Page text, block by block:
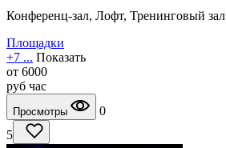
Конференц-зал, Лофт, Тренинговый зал
Площадки
+7 ... Показать
от 6000
руб час
Просмотры
0
5